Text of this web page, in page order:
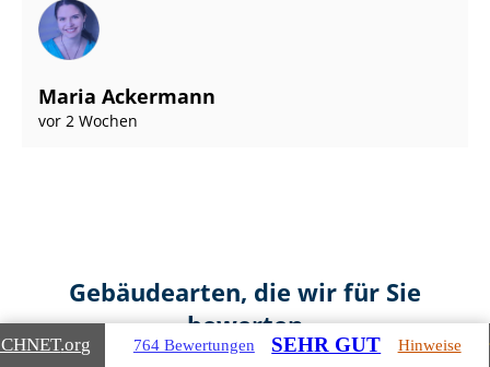
Maria Ackermann
vor 2 Wochen
Gebäudearten, die wir für Sie
bewerten
.org 764 Bewertungen SEHR GUT Hinweise